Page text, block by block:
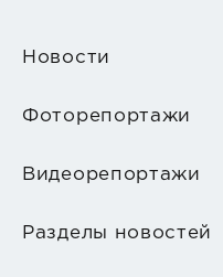
Новости
Фоторепортажи
Видеорепортажи
Разделы новостей